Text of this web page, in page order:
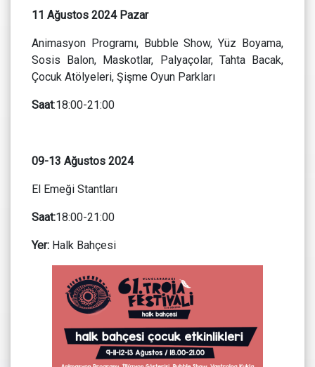
11 Ağustos 2024 Pazar
Animasyon Programı, Bubble Show, Yüz Boyama,
Sosis Balon, Maskotlar, Palyaçolar, Tahta Bacak,
Çocuk Atölyeleri, Şişme Oyun Parkları
Saat:18:00-21:00
09-13 Ağustos 2024
El Emeği Stantları
Saat:18:00-21:00
Yer: Halk Bahçesi